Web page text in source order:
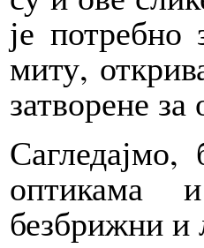
је
миту,
затворене
оптикама
безбрижни и